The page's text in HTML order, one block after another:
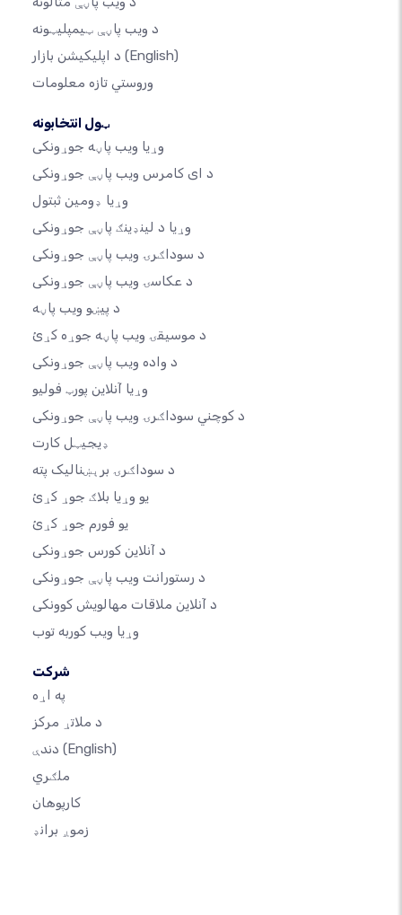
د ویب پاڼې ټیمپلیټونه
(English)
وروستي تازه معلومات
ټول انتخابونه
وړیا ویب پاڼه جوړونکی
د ای کامرس ویب پاڼې جوړونکی
وړیا ډومین ثبتول
وړیا د لینډینګ پاڼې جوړونکی
د سوداګرۍ ویب پاڼې جوړونکی
د عکاسۍ ویب پاڼې جوړونکی
د پیښو ویب پاڼه
د موسیقۍ ویب پاڼه جوړه کړئ
د واده ویب پاڼې جوړونکی
وړیا آنلاین پورټ فولیو
د کوچني سوداګرۍ ویب پاڼې جوړونکی
ډیجیټل کارت
د سوداګرۍ برېښنالیک پته
یو وړیا بلاګ جوړ کړئ
یو فورم جوړ کړئ
د آنلاین کورس جوړونکی
د رستورانت ویب پاڼې جوړونکی
د آنلاین ملاقات مهالویش کوونکی
وړیا ویب کوربه توب
شرکت
په اړه
د ملاتړ مرکز
(English)
ملګري
کارپوهان
زموږ برانډ